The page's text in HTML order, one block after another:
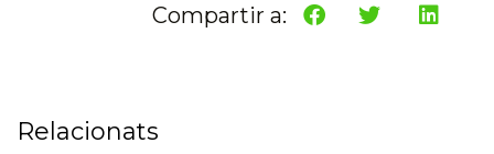
Compartir a:
Relacionats